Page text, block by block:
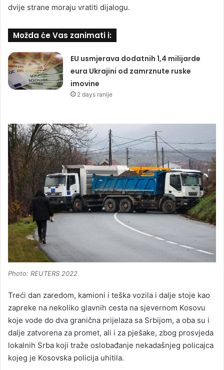
dvije strane moraju vratiti dijalogu.
Možda će Vas zanimati i:
EU usmjerava dodatnih 1,4 milijarde
eura Ukrajini od zamrznute ruske
imovine
2 days ranije
Photo: REUTERS 2022
Treći dan zaredom, kamioni i teška vozila i dalje stoje kao
zapreke na nekoliko glavnih cesta na sjevernom Kosovu
koje vode do dva granična prijelaza sa Srbijom, a oba su i
dalje zatvorena za promet, ali i za pješake, zbog prosvjeda
lokalnih Srba koji traže oslobađanje nekadašnjeg policajca
kojeg je Kosovska policija uhitila.